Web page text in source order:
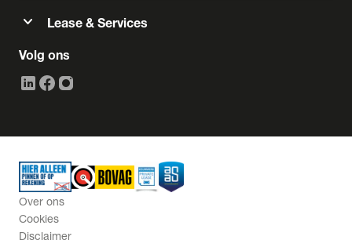
expand_more Lease & Services
Volg ons
Over ons
Cookies
Disclaimer